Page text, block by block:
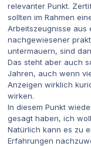
relevanter Punkt.
sollten im Rahmen
Arbeitszeugnisse aus
nachgewiesener
untermauern, sind
Das steht aber auch
Jahren, auch wenn
Anzeigen wirklich
wirken.
In diesem Punkt
gesagt haben, ich
Natürlich kann es zu
Erfahrungen